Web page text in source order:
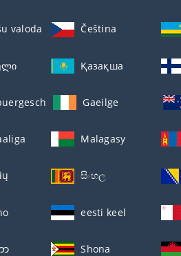
valoda Čeština
Қазақша
Gaeilge
Malagasy
සිංහල
eesti keel
ာ Shona